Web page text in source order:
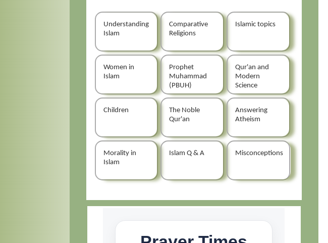
Understanding
Islam
Comparative
Religions
Islamic topics
Women in
Islam
Prophet
Muhammad
(PBUH)
Qur'an and
Modern
Science
Children
The Noble
Qur'an
Answering
Atheism
Morality in
Islam
Islam Q & A Misconceptions